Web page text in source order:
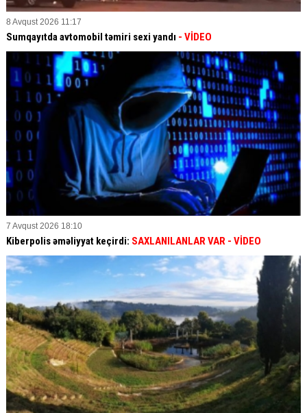
8 Avqust 2026 11:17
Sumqayıtda avtomobil təmiri sexi yandı - VİDEO
7 Avqust 2026 18:10
Kiberpolis əməliyyat keçirdi: SAXLANILANLAR VAR - VİDEO